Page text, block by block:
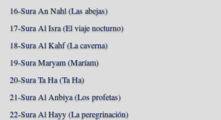
16-Sura An Nahl (Las abejas)
17-Sura Al Isra (El viaje nocturno)
18-Sura Al Kahf (La caverna)
19-Sura Maryam (Maríam)
20-Sura Ta Ha (Ta Ha)
21-Sura Al Anbiya (Los profetas)
22-Sura Al Hayy (La peregrinación)